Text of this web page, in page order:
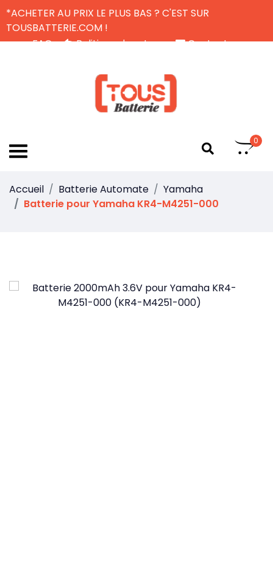
*ACHETER AU PRIX LE PLUS BAS ? C'EST SUR
TOUSBATTERIE.COM !
FAQ
Politique de retour
Contactez-nous
0
Accueil Batterie Automate
Yamaha
Batterie pour Yamaha KR4-M4251-000